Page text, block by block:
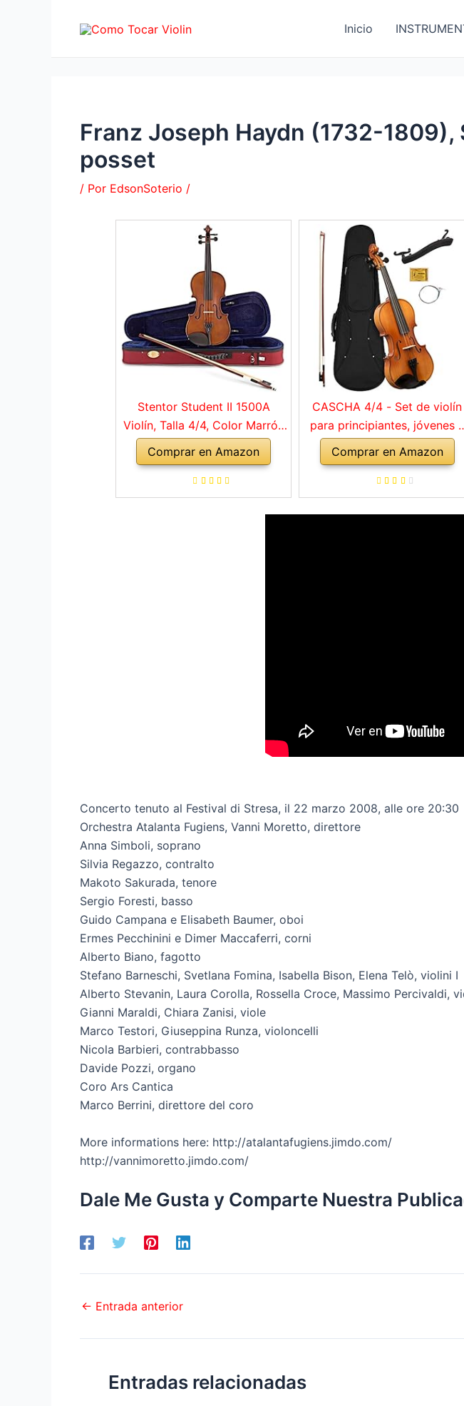
Inicio
Franz Joseph Haydn (1732-
posset
/ Por EdsonSoterio /
Stentor Student II 1500A
Violín, Talla 4/4, Color Marrón
Rojo
Comprar en Amazon
CASCHA 4/4 - Set de violín
para principiantes, jóvenes y
adultos, violín macizo con
arco, colofonia, cuerdas de
repuesto, soporte para
hombro, maletín, abeto
Comprar en Amazon
Concerto tenuto al Festival di Stresa, il 22 marzo 2008, alle ore 20:30
Orchestra Atalanta Fugiens, Vanni Moretto, direttore
Anna Simboli, soprano
Silvia Regazzo, contralto
Makoto Sakurada, tenore
Sergio Foresti, basso
Guido Campana e Elisabeth Baumer, oboi
Ermes Pecchinini e Dimer Maccaferri, corni
Alberto Biano, fagotto
Stefano Barneschi, Svetlana Fomina, Isabella Bison, Elena Telò, violini I
Alberto Stevanin, Laura Corolla, Rossella Croce, Massimo Percivaldi,
Gianni Maraldi, Chiara Zanisi, viole
Marco Testori, Giuseppina Runza, violoncelli
Nicola Barbieri, contrabbasso
Davide Pozzi, organo
Coro Ars Cantica
Marco Berrini, direttore del coro
More informations here: http://atalantafugiens.jimdo.com/
http://vannimoretto.jimdo.com/
Dale Me Gusta y Comparte Nuestra
← Entrada anterior
Entradas relacionadas